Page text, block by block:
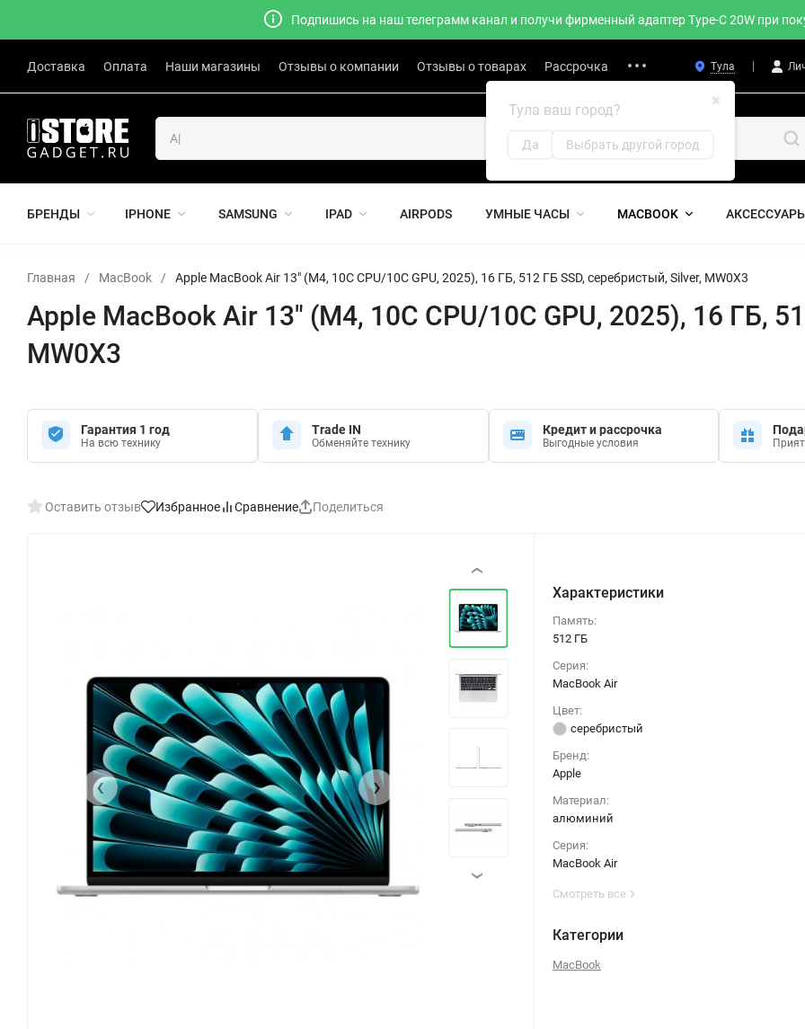
Подпишись на наш телеграмм канал и получи фирменный адаптер Type-C 20W при
Доставка Оплата Наши магазины Отзывы о компании Отзывы о товарах Рассрочка Тула
✖
Тула ваш город?
Да Выбрать другой город
БРЕНДЫ IPHONE SAMSUNG IPAD AIRPODS УМНЫЕ ЧАСЫ MACBOOK
Главная / MacBook / Apple MacBook Air 13" (M4, 10C CPU/10C GPU, 2025), 16 ГБ, 512 ГБ SSD, серебристый, Silver, MW0X3
Apple MacBook Air 13" (M4, 10C CPU/10C GPU, 2025), 16 ГБ,
MW0X3
Гарантия 1 год
На всю технику
Trade IN
Обменяйте технику
Кредит и рассрочка
Выгодные условия
Оставить отзыв Избранное Сравнение Поделиться
‹ ›
‹
›
Характеристики
Память:
512 ГБ
Серия:
MacBook Air
Цвет:
серебристый
Бренд:
Apple
Материал:
алюминий
Серия:
MacBook Air
Смотреть все
Категории
MacBook